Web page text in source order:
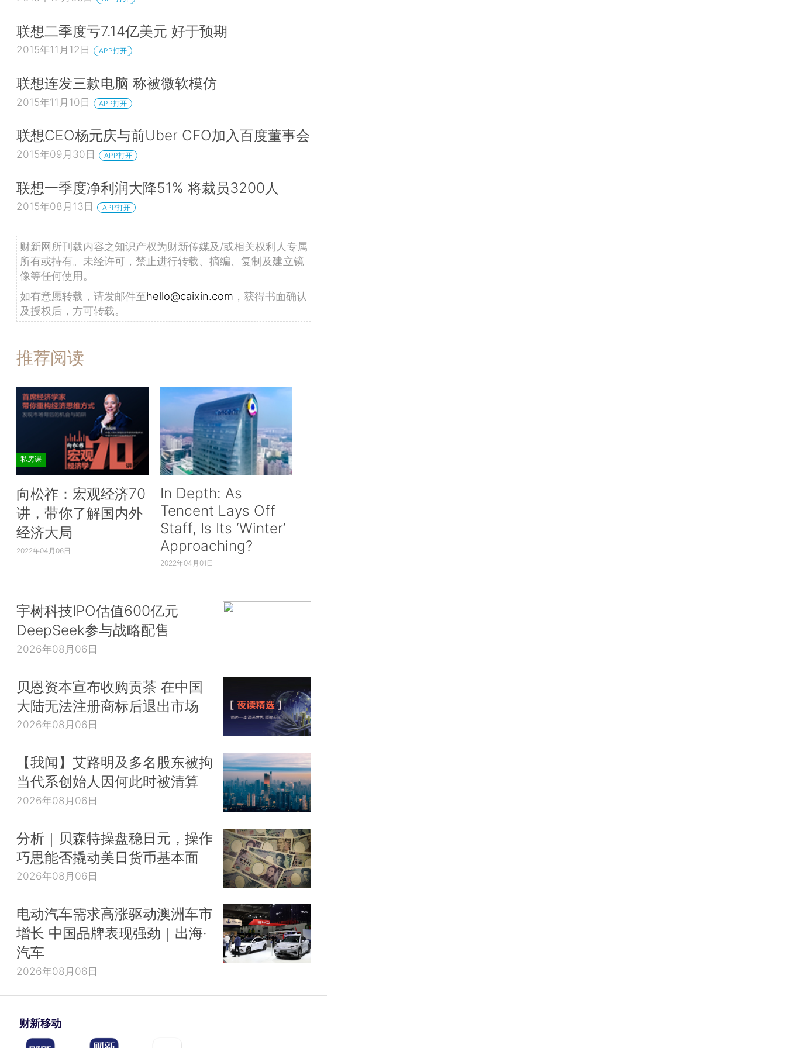
联想二季度亏7.14亿美元 好于预期
2015年11月12日 APP打开
联想连发三款电脑 称被微软模仿
2015年11月10日 APP打开
联想CEO杨元庆与前Uber CFO加入百度董事会
2015年09月30日 APP打开
联想一季度净利润大降51% 将裁员3200人
2015年08月13日 APP打开
财新网所刊载内容之知识产权为财新传媒及/或相关权利人专属
所有或持有。未经许可，禁止进行转载、摘编、复制及建立镜
像等任何使用。
如有意愿转载，请发邮件至hello@caixin.com ，获得书面确认
及授权后，方可转载。
推荐阅读
私房课
向松祚：宏观经济70
讲，带你了解国内外
经济大局
2022年04月06日
In Depth: As
Tencent Lays Off
Staff, Is Its ‘Winter’
Approaching?
2022年04月01日
宇树科技IPO估值600亿元
DeepSeek参与战略配售
2026年08月06日
贝恩资本宣布收购贡茶 在中国
大陆无法注册商标后退出市场
2026年08月06日
【我闻】艾路明及多名股东被拘
当代系创始人因何此时被清算
2026年08月06日
分析｜贝森特操盘稳日元，操作
巧思能否撬动美日货币基本面
2026年08月06日
电动汽车需求高涨驱动澳洲车市
增长 中国品牌表现强劲｜出海·
汽车
2026年08月06日
财新移动